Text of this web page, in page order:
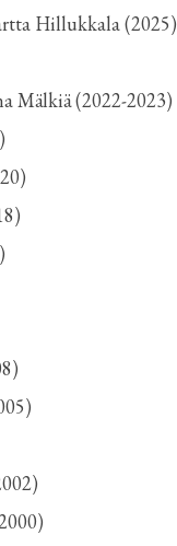
Hillukkala (2025)
Mälkiä (2022-2023)